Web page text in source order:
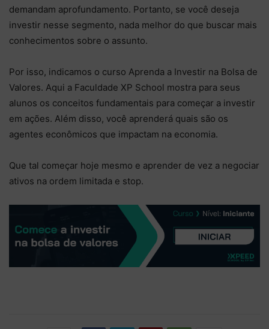
demandam aprofundamento. Portanto, se você deseja
investir nesse segmento, nada melhor do que buscar mais
conhecimentos sobre o assunto.
Por isso, indicamos o curso Aprenda a Investir na Bolsa de
Valores. Aqui a Faculdade XP School mostra para seus
alunos os conceitos fundamentais para começar a investir
em ações. Além disso, você aprenderá quais são os
agentes econômicos que impactam na economia.
Que tal começar hoje mesmo e aprender de vez a negociar
ativos na ordem limitada e stop.